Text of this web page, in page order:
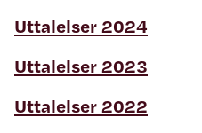
Uttalelser 2024
Uttalelser 2023
Uttalelser 2022